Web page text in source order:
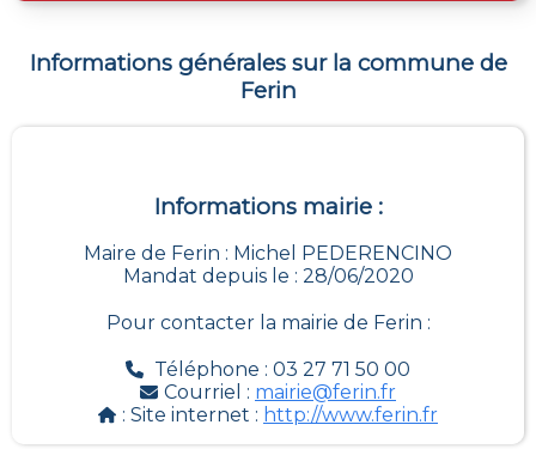
Informations générales sur la commune de
Ferin
Informations mairie :
Maire de Ferin : Michel PEDERENCINO
Mandat depuis le : 28/06/2020
Pour contacter la mairie de Ferin :
Téléphone : 03 27 71 50 00
Courriel : mairie@ferin.fr
: Site internet : http://www.ferin.fr